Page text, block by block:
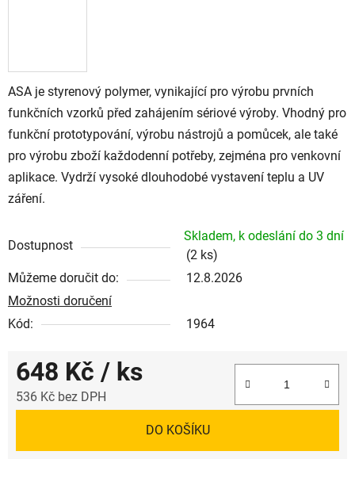
ASA je styrenový polymer, vynikající pro výrobu prvních
funkčních vzorků před zahájením sériové výroby. Vhodný pro
funkční prototypování, výrobu nástrojů a pomůcek, ale také
pro výrobu zboží každodenní potřeby, zejména pro venkovní
aplikace. Vydrží vysoké dlouhodobé vystavení teplu a UV
záření.
Dostupnost
Skladem, k odeslání do 3 dní
(2 ks)
Můžeme doručit do:
12.8.2026
Možnosti doručení
Kód:
1964
648 Kč / ks
536 Kč bez DPH
DO KOŠÍKU